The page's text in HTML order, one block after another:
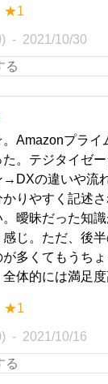
★1
2021/10/30
プライム
た。テジタイゼ
→DXの違いや流
りやすく記述
曖昧だった知
じ。ただ、後半
多くてもうち
体的には満足度
★1
2021/10/16